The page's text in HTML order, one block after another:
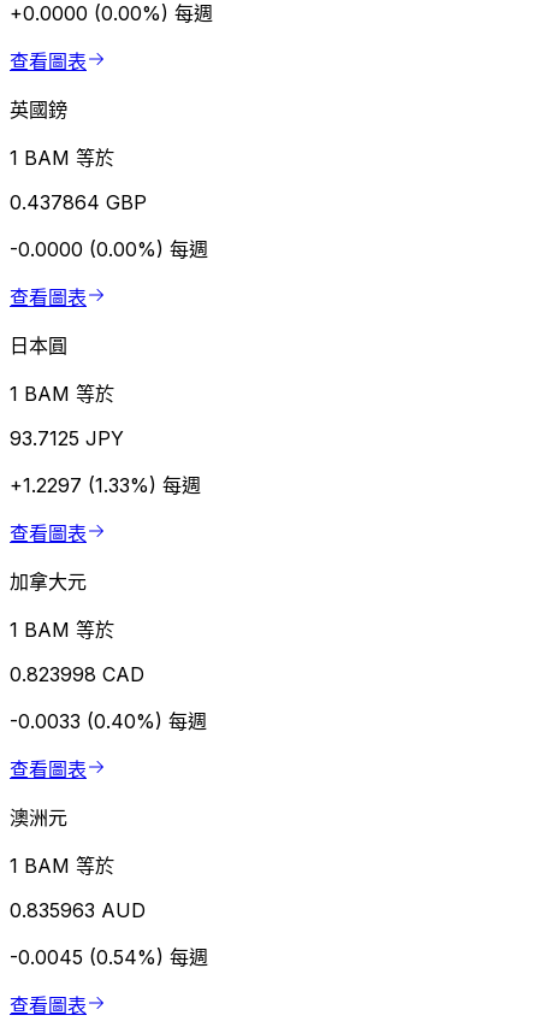
+0.0000 (0.00%) 每週
查看圖表
英國鎊
1 BAM 等於
0.437864 GBP
-0.0000 (0.00%) 每週
查看圖表
日本圓
1 BAM 等於
93.7125 JPY
+1.2297 (1.33%) 每週
查看圖表
加拿大元
1 BAM 等於
0.823998 CAD
-0.0033 (0.40%) 每週
查看圖表
澳洲元
1 BAM 等於
0.835963 AUD
-0.0045 (0.54%) 每週
查看圖表